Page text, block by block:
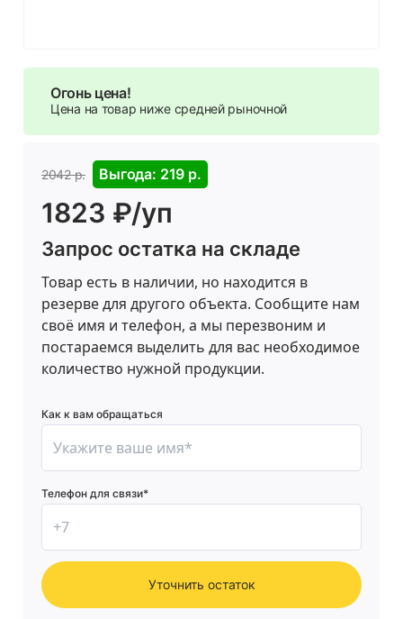
Огонь цена!
Цена на товар ниже средней рыночной
2042 р. Выгода: 219 р.
1823 ₽/уп
Запрос остатка на складе
Товар есть в наличии, но находится в
резерве для другого объекта. Сообщите нам
своё имя и телефон, а мы перезвоним и
постараемся выделить для вас необходимое
количество нужной продукции.
Как к вам обращаться
Телефон для связи*
Уточнить остаток